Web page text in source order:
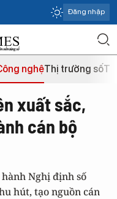
Đăng nhập
nghệThị trường số
xuất sắc,
cán bộ
Nghị định số
hút, tạo nguồn cán